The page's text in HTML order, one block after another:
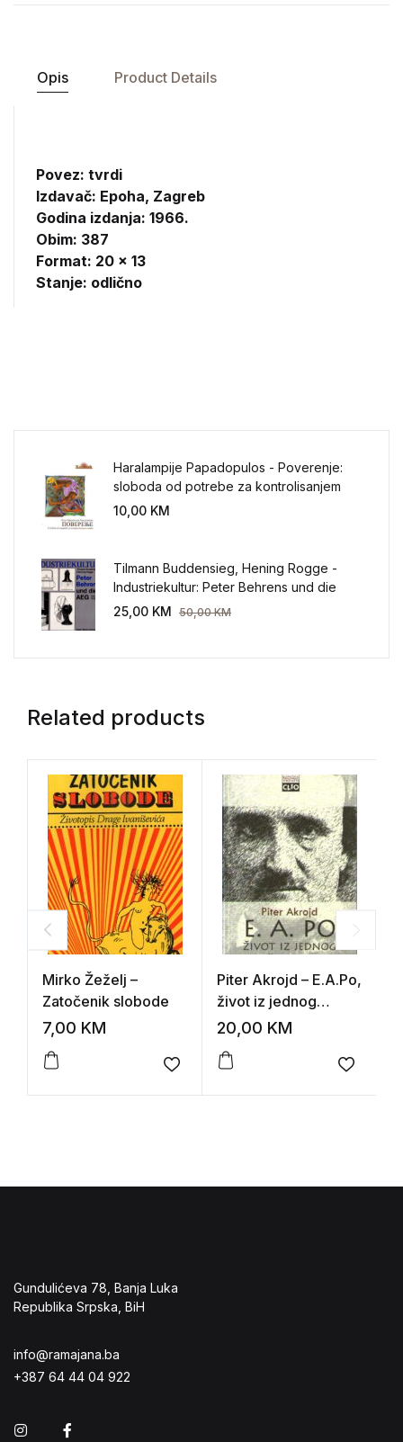
Opis Product Details
Povez: tvrdi
Izdavač: Epoha, Zagreb
Godina izdanja: 1966.
Obim: 387
Format: 20 x 13
Stanje: odlično
Haralampije Papadopulos - Poverenje:
sloboda od potrebe za kontrolisanjem
sveta
10,00 KM
Tilmann Buddensieg, Hening Rogge -
Industriekultur: Peter Behrens und die
AEG 1907-1914.
25,00 KM 50,00KM
Related products
Mirko Žeželj –
Zatočenik slobode
7,00 KM
Add to wishlist
Piter Akrojd – E.A.Po,
život iz jednog
čitanja
20,00 KM
Add to
Gundulićeva 78, Banja Luka
Republika Srpska, BiH
info@ramajana.ba
+387 64 44 04 922
Instagram